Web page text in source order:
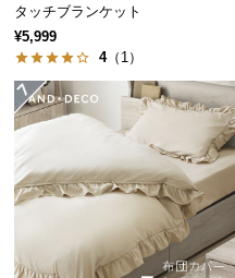
ー
ビ
ス
に
つ
経
タッチブランケット
¥5,999
4（1）